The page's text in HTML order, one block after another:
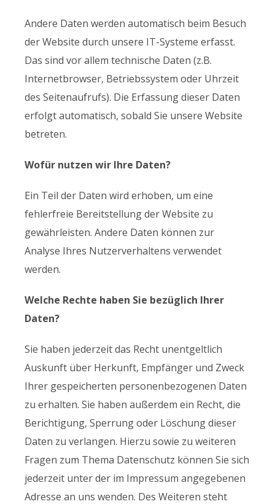
Andere Daten werden automatisch beim Besuch
der Website durch unsere IT-Systeme erfasst.
Das sind vor allem technische Daten (z.B.
Internetbrowser, Betriebssystem oder Uhrzeit
des Seitenaufrufs). Die Erfassung dieser Daten
erfolgt automatisch, sobald Sie unsere Website
betreten.
Wofür nutzen wir Ihre Daten?
Ein Teil der Daten wird erhoben, um eine
fehlerfreie Bereitstellung der Website zu
gewährleisten. Andere Daten können zur
Analyse Ihres Nutzerverhaltens verwendet
werden.
Welche Rechte haben Sie bezüglich Ihrer
Daten?
Sie haben jederzeit das Recht unentgeltlich
Auskunft über Herkunft, Empfänger und Zweck
Ihrer gespeicherten personenbezogenen Daten
zu erhalten. Sie haben außerdem ein Recht, die
Berichtigung, Sperrung oder Löschung dieser
Daten zu verlangen. Hierzu sowie zu weiteren
Fragen zum Thema Datenschutz können Sie sich
jederzeit unter der im Impressum angegebenen
Adresse an uns wenden. Des Weiteren steht